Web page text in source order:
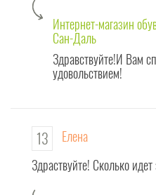
корисна для покупців, які хочуть
А тепер - ПРО ОСНОВНОМУ! Колектив
це згуртована і дружна команда
необгрунтованим негативним
Приємного нам всім спілкування !!!
Интернет-магазин
Сан-Даль
Здравствуйте!И Вам
удовольствием!
13 Елена
Здраствуйте! Сколько